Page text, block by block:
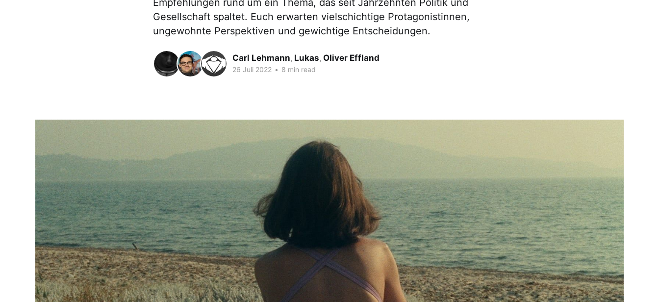
Gesellschaft spaltet. Euch erwarten vielschichtige Protagonistinnen,
ungewohnte Perspektiven und gewichtige Entscheidungen.
Carl Lehmann, Lukas, Oliver Effland
26 Juli 2022 • 8 min read